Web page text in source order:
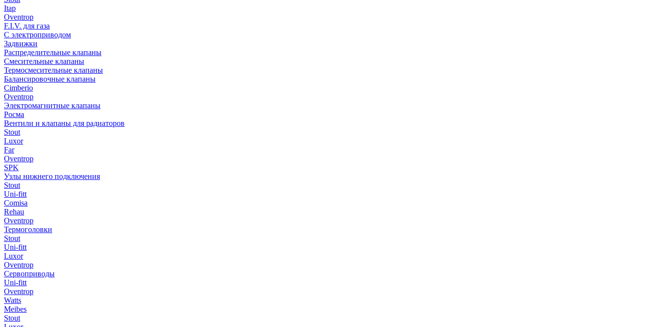
Itap
Oventrop
F.I.V. для газа
С электроприводом
Задвижки
Распределительные клапаны
Cмесительные клапаны
Термосмесительные клапаны
Балансировочные клапаны
Cimberio
Oventrop
Электромагнитные клапаны
Росма
Вентили и клапаны для радиаторов
Stout
Luxor
Far
Oventrop
SPK
Узлы нижнего подключения
Stout
Uni-fitt
Comisa
Rehau
Oventrop
Термоголовки
Stout
Uni-fitt
Luxor
Oventrop
Сервоприводы
Uni-fitt
Oventrop
Watts
Meibes
Stout